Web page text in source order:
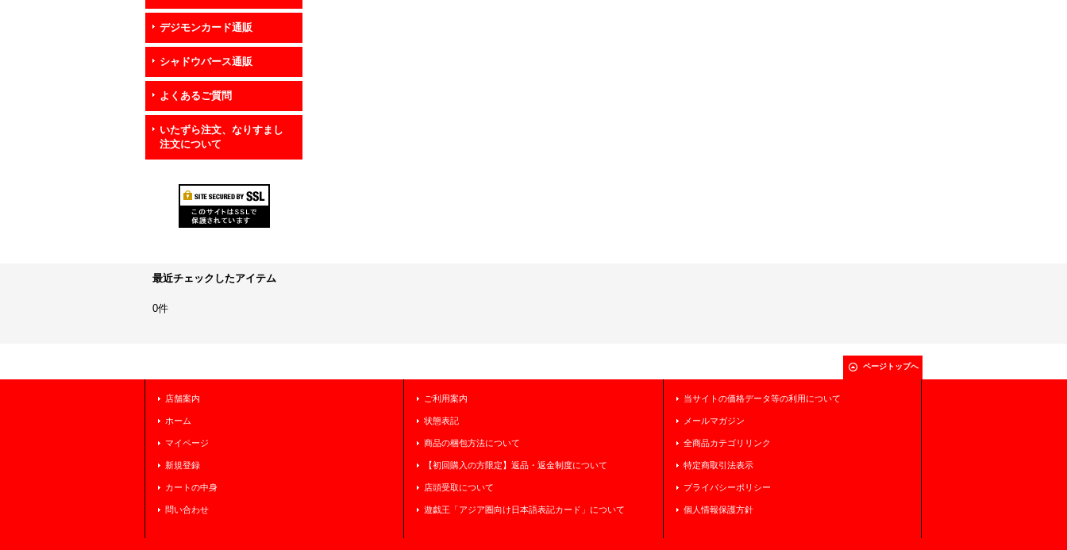
デジモンカード通販
シャドウバース通販
よくあるご質問
いたずら注文、なりすまし
注文について
最近チェックしたアイテム
0件
ページトップへ
店舗案内
ホーム
マイページ
新規登録
カートの中身
問い合わせ
ご利用案内
状態表記
商品の梱包方法について
【初回購入の方限定】返品・返金制度について
店頭受取について
遊戯王「アジア圏向け日本語表記カード」について
当サイトの価格データ等の利用について
メールマガジン
全商品カテゴリリンク
特定商取引法表示
プライバシーポリシー
個人情報保護方針